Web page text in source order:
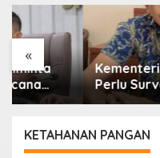
«
Kementerian ESDM
Perlu Survei Potensi
Helium di Sesar Palu-
untuk Mendukung
Industri Teknologi
KETAHANAN PANGAN